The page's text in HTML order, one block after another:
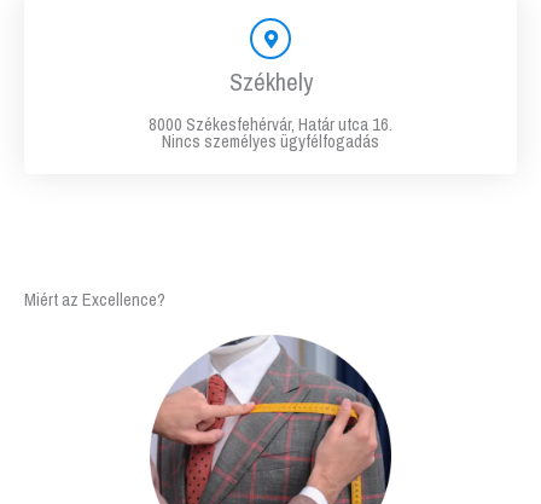
Székhely
8000 Székesfehérvár, Határ utca 16.
Nincs személyes ügyfélfogadás
Miért az Excellence?